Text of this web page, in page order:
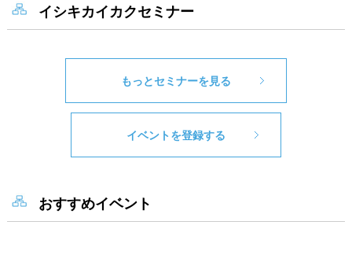
イシキカイカクセミナー
もっとセミナーを見る
イベントを登録する
おすすめイベント